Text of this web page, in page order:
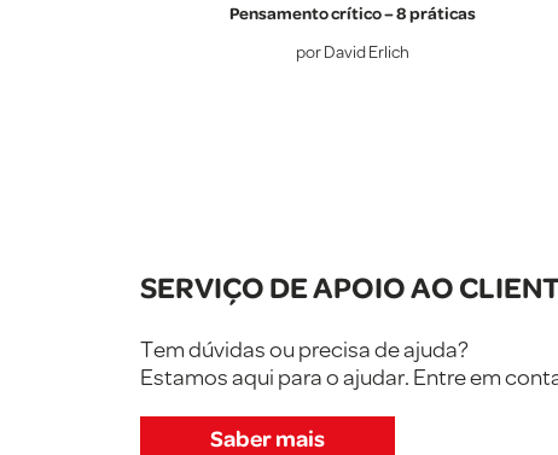
Pensamento crítico – 8 práticas
por David Erlich
SERVIÇO DE APOIO AO
Tem dúvidas ou precisa de ajuda?
Estamos aqui para o ajudar. Entre em
Saber mais